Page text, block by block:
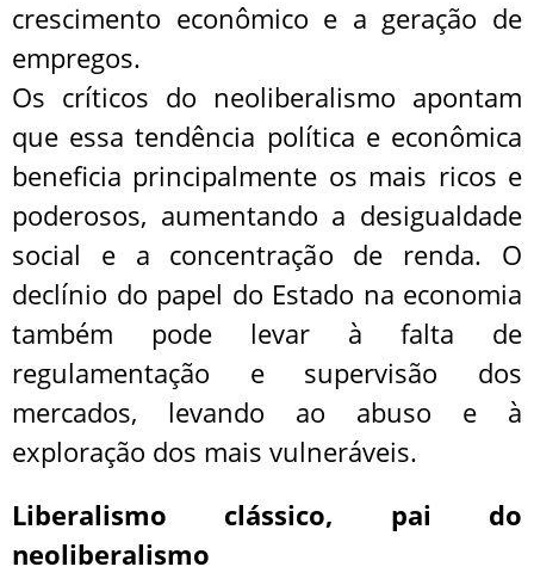
crescimento econômico e a geração de
empregos.
Os críticos do neoliberalismo apontam
que essa tendência política e econômica
beneficia principalmente os mais ricos e
poderosos, aumentando a desigualdade
social e a concentração de renda. O
declínio do papel do Estado na economia
também pode levar à falta de
regulamentação e supervisão dos
mercados, levando ao abuso e à
exploração dos mais vulneráveis.
Liberalismo clássico, pai do
neoliberalismo